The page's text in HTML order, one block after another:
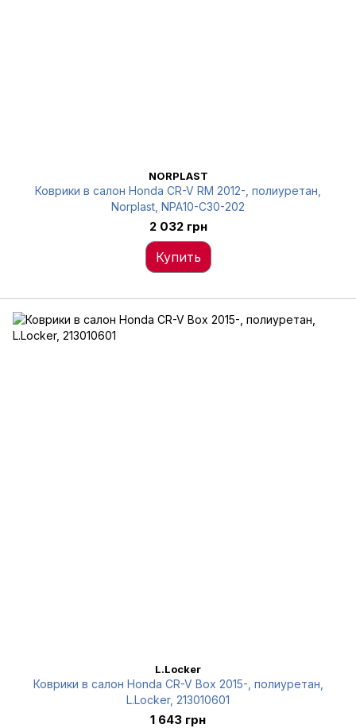
NORPLAST
Коврики в салон Honda CR-V RM 2012-, полиуретан,
Norplast, NPA10-C30-202
2 032 грн
Купить
L.Locker
Коврики в салон Honda CR-V Box 2015-, полиуретан,
L.Locker, 213010601
1 643 грн